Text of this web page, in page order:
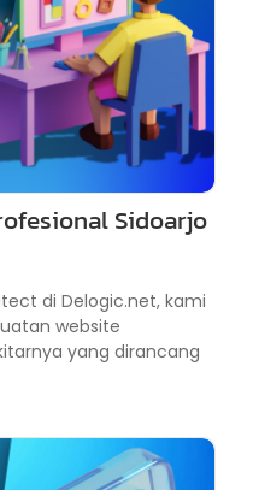
Sidoarjo
di Delogic.net, kami
website
yang dirancang